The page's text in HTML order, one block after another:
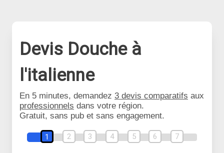
Devis Douche à
l'italienne
En 5 minutes, demandez 3 devis comparatifs aux
professionnels dans votre région.
Gratuit, sans pub et sans engagement.
1 2 3 4 5 6 7